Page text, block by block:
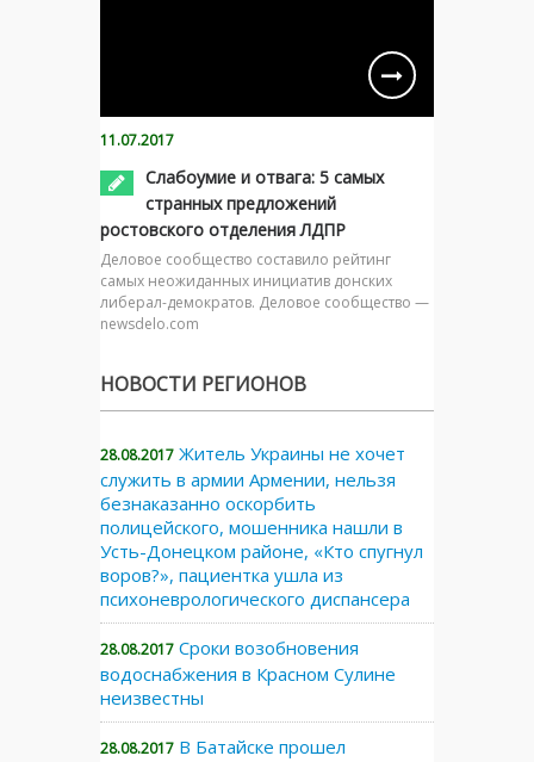
11.07.2017
Слабоумие и отвага: 5 самых
странных предложений
ростовского отделения ЛДПР
Деловое сообщество составило рейтинг
самых неожиданных инициатив донских
либерал-демократов. Деловое сообщество —
newsdelo.com
НОВОСТИ РЕГИОНОВ
28.08.2017 Житель Украины не хочет
служить в армии Армении, нельзя
безнаказанно оскорбить
полицейского, мошенника нашли в
Усть-Донецком районе, «Кто спугнул
воров?», пациентка ушла из
психоневрологического диспансера
28.08.2017 Сроки возобновения
водоснабжения в Красном Сулине
неизвестны
28.08.2017 В Батайске прошел